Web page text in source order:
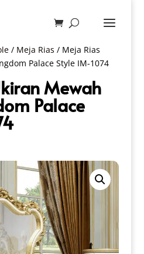
/ Meja Rias / Meja Rias
Palace Style IM-1074
Mewah
Palace